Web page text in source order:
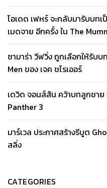
โอเดด เฟหร์ จะกลับมารับบท
เมดจาย อีกครั้ง ใน The
ซามาร่า วีฟวิ่ง ถูกเลือกให้รับ
Men ของ เจค ชไรเออร์
เดวิด จอนส์สัน คว้าบทลูกชา
Panther 3
มาร์เวล ประกาศสร้างรีบูต
สลิ่ง
CATEGORIES